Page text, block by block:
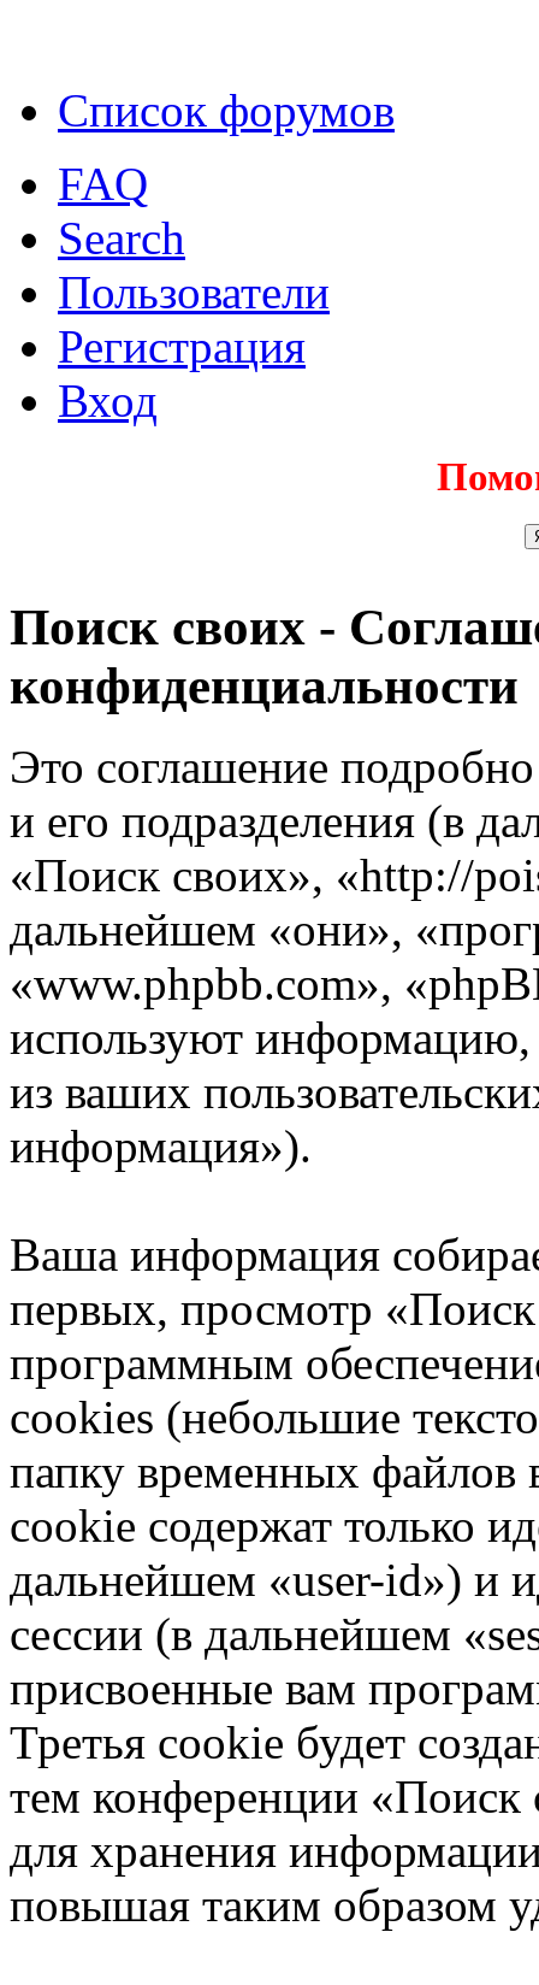
Список форумов
FAQ
Search
Пользователи
Регистрация
Вход
Поиск своих -
конфиденциальности
Это соглашение
и его подразделения (в
«Поиск своих», «http://
дальнейшем «они»,
«www.phpbb.com»,
используют
из ваших
информация»).
Ваша информация
первых, просмотр
программным
cookies (небольшие
папку временных файлов
cookie содержат только
дальнейшем «user-id») и
сессии (в дальнейшем
присвоенные вам
Третья cookie будет
тем конференции «Поиск
для хранения
повышая таким образом